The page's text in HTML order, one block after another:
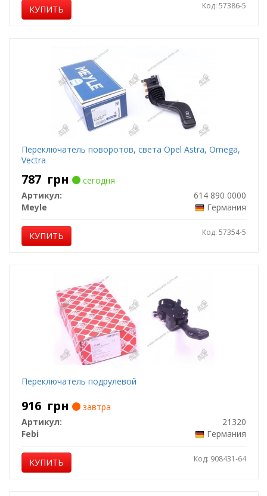
КУПИТЬ Код: 57386-5
Переключатель поворотов, света Opel Astra, Omega,
Vectra
787 грн
сегодня
Артикул:
614 890 0000
Meyle
Германия
КУПИТЬ Код: 57354-5
Переключатель подрулевой
916 грн
завтра
Артикул:
21320
Febi
Германия
КУПИТЬ Код: 908431-64